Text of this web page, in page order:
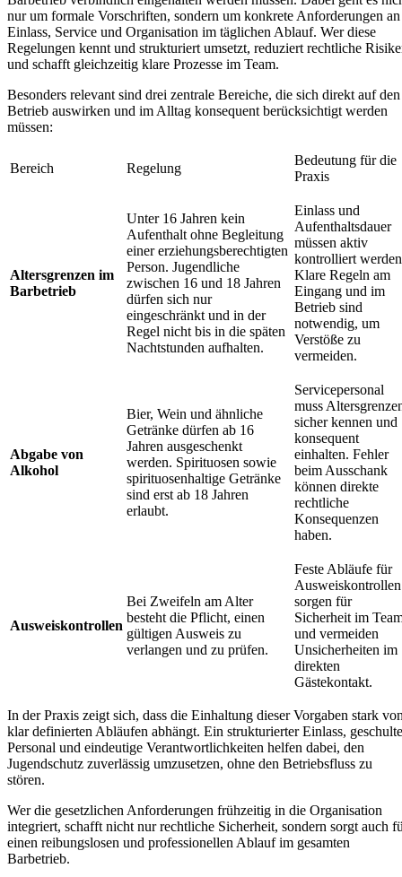
nur um formale Vorschriften, sondern um konkrete Anforderungen an
Einlass, Service und Organisation im täglichen Ablauf. Wer diese
Regelungen kennt und strukturiert umsetzt, reduziert rechtliche
und schafft gleichzeitig klare Prozesse im Team.
Besonders relevant sind drei zentrale Bereiche, die sich direkt auf den
Betrieb auswirken und im Alltag konsequent berücksichtigt werden
müssen:
Bereich Regelung
Bedeutung für die
Praxis
Altersgrenzen im
Barbetrieb
Unter 16 Jahren kein
Aufenthalt ohne Begleitung
einer erziehungsberechtigten
Person. Jugendliche
zwischen 16 und 18 Jahren
dürfen sich nur
eingeschränkt und in der
Regel nicht bis in die späten
Nachtstunden aufhalten.
Einlass und
Aufenthaltsdauer
müssen aktiv
kontrolliert
Klare Regeln am
Eingang und im
Betrieb sind
notwendig, um
Verstöße zu
vermeiden.
Abgabe von
Alkohol
Bier, Wein und ähnliche
Getränke dürfen ab 16
Jahren ausgeschenkt
werden. Spirituosen sowie
spirituosenhaltige Getränke
sind erst ab 18 Jahren
erlaubt.
Servicepersonal
muss
sicher kennen und
konsequent
einhalten. Fehler
beim Ausschank
können direkte
rechtliche
Konsequenzen
haben.
Ausweiskontrollen
Bei Zweifeln am Alter
besteht die Pflicht, einen
gültigen Ausweis zu
verlangen und zu prüfen.
Feste Abläufe für
Ausweiskontrollen
sorgen für
Sicherheit im
und vermeiden
Unsicherheiten im
direkten
Gästekontakt.
In der Praxis zeigt sich, dass die Einhaltung dieser Vorgaben stark
klar definierten Abläufen abhängt. Ein strukturierter Einlass,
Personal und eindeutige Verantwortlichkeiten helfen dabei, den
Jugendschutz zuverlässig umzusetzen, ohne den Betriebsfluss zu
stören.
Wer die gesetzlichen Anforderungen frühzeitig in die Organisation
integriert, schafft nicht nur rechtliche Sicherheit, sondern sorgt auch
einen reibungslosen und professionellen Ablauf im gesamten
Barbetrieb.